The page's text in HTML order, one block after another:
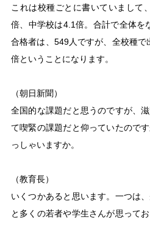
これは校種ごとに書いていまして
倍、中学校は4.1倍。合計で全体を
合格者は、549人ですが、全校種
倍ということになります。
（朝日新聞）
全国的な課題だと思うのですが、
て喫緊の課題だと仰っていたので
っしゃいますか。
（教育長）
いくつかあると思います。一つは
と多くの若者や学生さんが思って